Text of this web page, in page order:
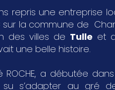
repris une entreprise
sur la commune de
des villes de Tulle et
une belle histoire.
ROCHE, a débutée
su s’adapter au gré